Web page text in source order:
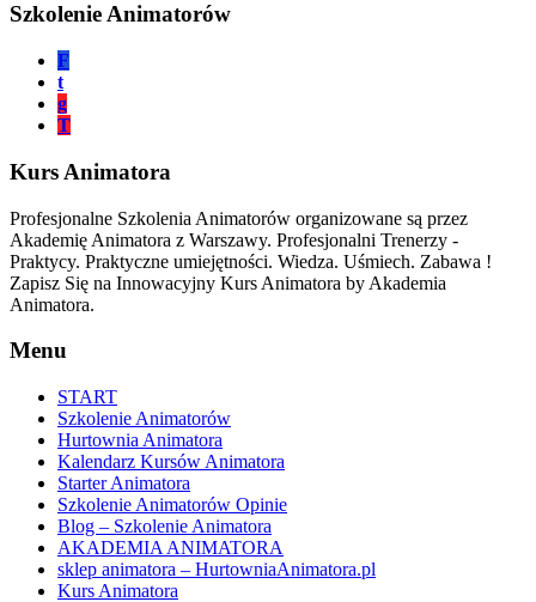
Szkolenie Animatorów
F
t
g
T
Kurs Animatora
Profesjonalne Szkolenia Animatorów organizowane są przez
Akademię Animatora z Warszawy. Profesjonalni Trenerzy -
Praktycy. Praktyczne umiejętności. Wiedza. Uśmiech. Zabawa !
Zapisz Się na Innowacyjny Kurs Animatora by Akademia
Animatora.
Menu
START
Szkolenie Animatorów
Hurtownia Animatora
Kalendarz Kursów Animatora
Starter Animatora
Szkolenie Animatorów Opinie
Blog – Szkolenie Animatora
AKADEMIA ANIMATORA
sklep animatora – HurtowniaAnimatora.pl
Kurs Animatora